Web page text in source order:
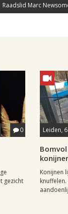
Raadslid Marc
0
gezicht
Leiden,
Konijnen